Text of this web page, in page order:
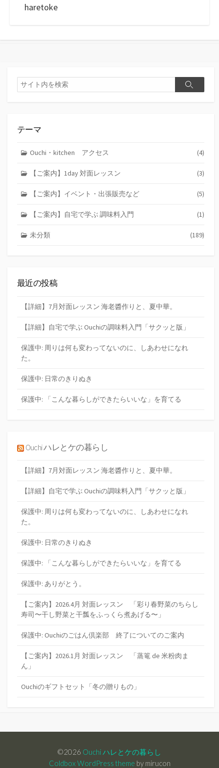
haretoke
検
索
検
テーマ
Ouchi・kitchen アクセス (4)
【ご案内】1day 対面レッスン (3)
【ご案内】イベント・出張販売など (5)
【ご案内】自宅で学ぶ 調味料入門 (1)
未分類 (189)
最近の投稿
【詳細】7月対面レッスン 海老醬作りと、夏中華。
【詳細】自宅で学ぶ Ouchiの調味料入門「サクッと版」
保護中: 周りは何も変わってないのに、しあわせになれ
た。
保護中: 日常のきりぬき
保護中: 「こんな暮らしができたらいいな」を育てる
Ouchi ハレとケの暮らし
【詳細】7月対面レッスン 海老醬作りと、夏中華。
【詳細】自宅で学ぶ Ouchiの調味料入門「サクッと版」
保護中: 周りは何も変わってないのに、しあわせになれ
た。
保護中: 日常のきりぬき
保護中: 「こんな暮らしができたらいいな」を育てる
保護中: ありがとう。
【ご案内】2026.4月 対面レッスン 「彩り春野菜のちらし
寿司〜干し野菜と干瓢をふっくら煮あげる〜」
保護中: Ouchiのごはん倶楽部 終了についてのご案内
【ご案内】2026.1月 対面レッスン 「蒸篭 de 米粉肉ま
ん」
Ouchiのギフトセット「冬の贈りもの」
©2026 Ouchi ハレとケの暮らし
Coldbox WordPress theme by mirucon